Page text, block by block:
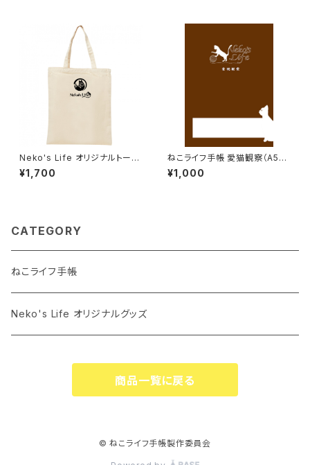
Neko's Life オリジナルトート
バッグ（ホワイト）
¥1,700
ねこライフ手帳 愛猫観察（A5サ
イズ）
¥1,000
CATEGORY
ねこライフ手帳
Neko's Life オリジナルグッズ
商品一覧に戻る
© ねこライフ手帳製作委員会